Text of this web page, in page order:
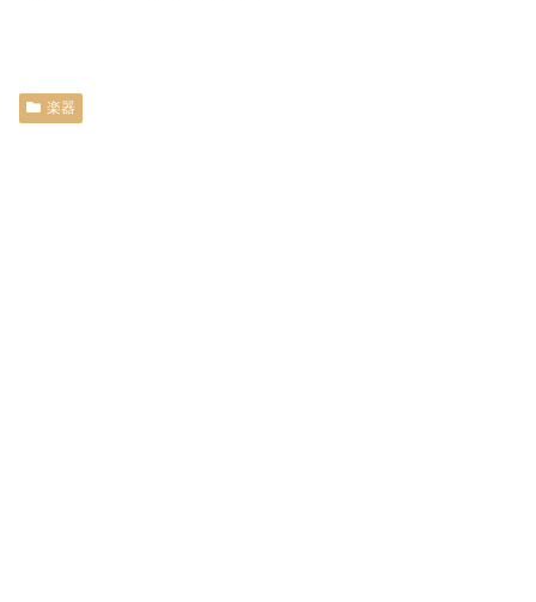
楽器